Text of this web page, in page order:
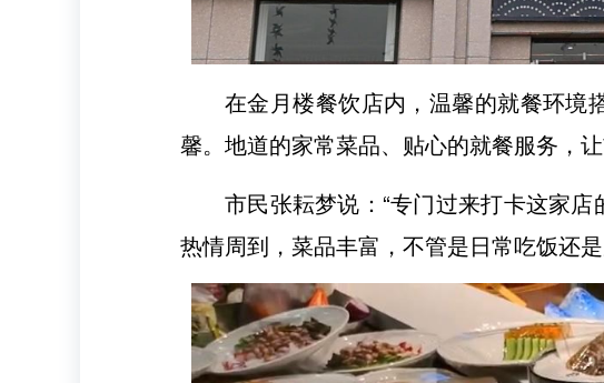
在金月楼餐饮店内，温馨的就餐环境
馨。地道的家常菜品、贴心的就餐服务，
市民张耘梦说：“专门过来打卡这家
热情周到，菜品丰富，不管是日常吃饭还